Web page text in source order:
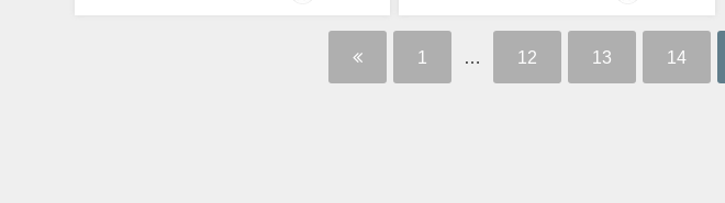
1 … 12 13 14